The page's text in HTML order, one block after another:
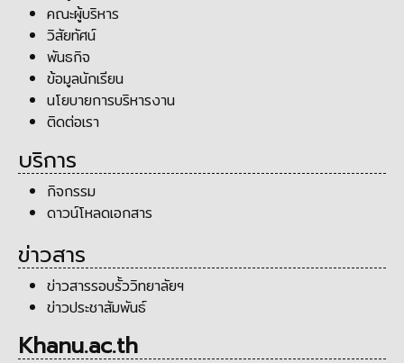
คณะผู้บริหาร
วิสัยทัศน์
พันธกิจ
ข้อมูลนักเรียน
นโยบายการบริหารงาน
ติดต่อเรา
บริการ
กิจกรรม
ดาวน์โหลดเอกสาร
ข่าวสาร
ข่าวสารรอบรั้ววิทยาลัยฯ
ข่าวประชาสัมพันธ์
Khanu.ac.th